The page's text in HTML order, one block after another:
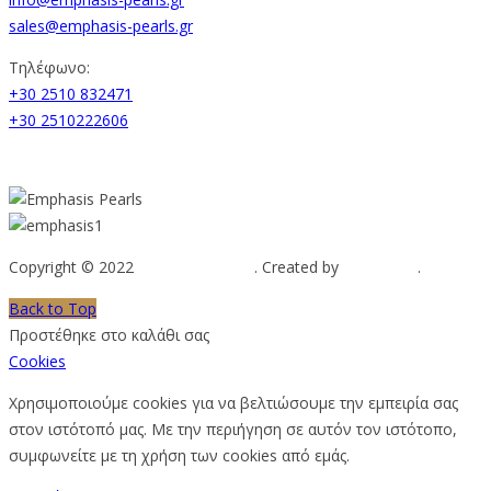
sales@emphasis-pearls.gr
Τηλέφωνο:
+30 2510 832471
+30 2510222606
Copyright © 2022 . Created by
.
Back to Top
Προστέθηκε στο καλάθι σας
Cookies
Χρησιμοποιούμε cookies για να βελτιώσουμε την εμπειρία σας
στον ιστότοπό μας. Με την περιήγηση σε αυτόν τον ιστότοπο,
συμφωνείτε με τη χρήση των cookies από εμάς.